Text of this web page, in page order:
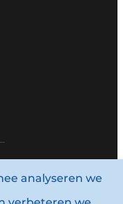
analyseren we